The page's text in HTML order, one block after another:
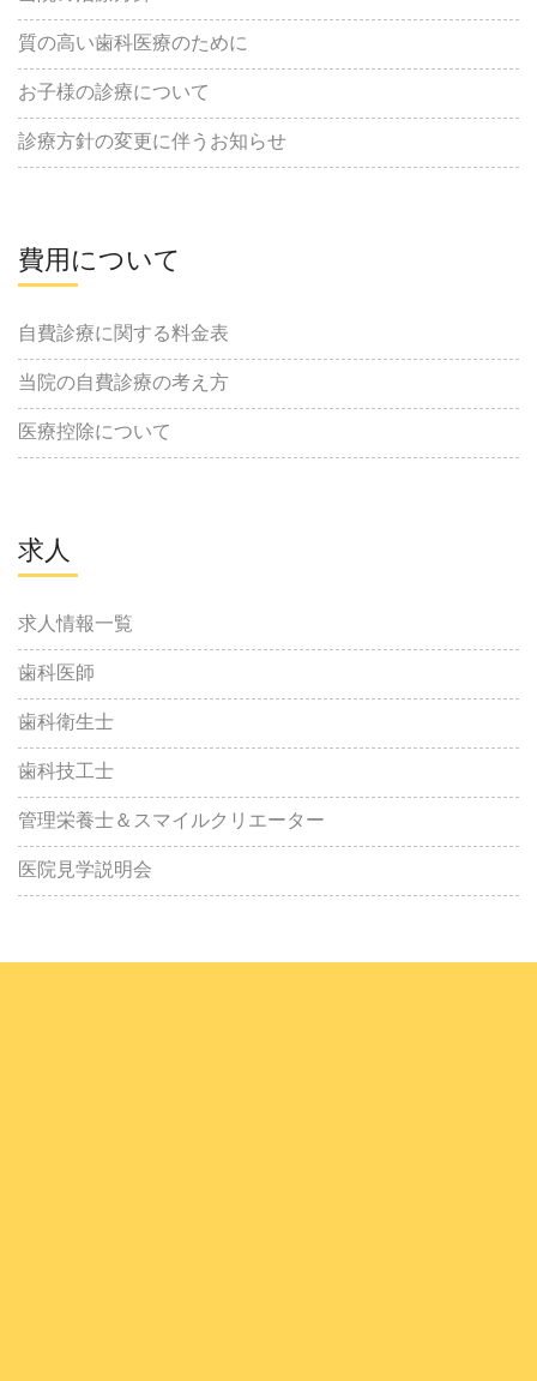
質の高い歯科医療のために
お子様の診療について
診療方針の変更に伴うお知らせ
費用について
自費診療に関する料金表
当院の自費診療の考え方
医療控除について
求人
求人情報一覧
歯科医師
歯科衛生士
歯科技工士
管理栄養士＆スマイルクリエーター
医院見学説明会